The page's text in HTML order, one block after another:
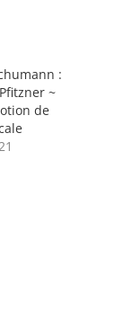
:
~
de